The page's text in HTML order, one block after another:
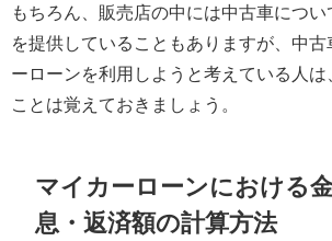
もちろん、販売店の中には中古車につい
を提供していることもありますが、中古
ーローンを利用しようと考えている人は
ことは覚えておきましょう。
マイカーローンにおける
息・返済額の計算方法